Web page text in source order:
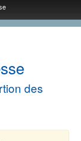
des